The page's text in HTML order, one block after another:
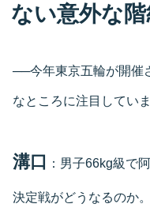
ない意外な階
──今年東京五輪が開催
なところに注目してい
溝口 ：男子66kg級で
決定戦がどうなるのか